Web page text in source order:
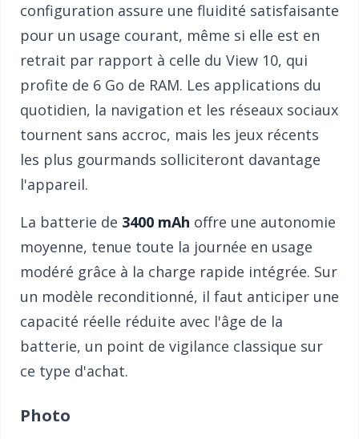
configuration assure une fluidité satisfaisante
pour un usage courant, même si elle est en
retrait par rapport à celle du View 10, qui
profite de 6 Go de RAM. Les applications du
quotidien, la navigation et les réseaux sociaux
tournent sans accroc, mais les jeux récents
les plus gourmands solliciteront davantage
l'appareil.
La batterie de 3400 mAh offre une autonomie
moyenne, tenue toute la journée en usage
modéré grâce à la charge rapide intégrée. Sur
un modèle reconditionné, il faut anticiper une
capacité réelle réduite avec l'âge de la
batterie, un point de vigilance classique sur
ce type d'achat.
Photo